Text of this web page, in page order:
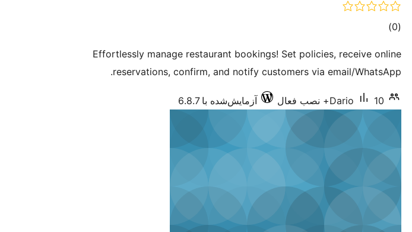
(0 مجموع)
Effortlessly manage restaurant bookings! Set policies, receive online
reservations, confirm, and notify customers via email/WhatsApp.
Dario 10+ نصب فعال آزمایش‌شده با 6.8.7